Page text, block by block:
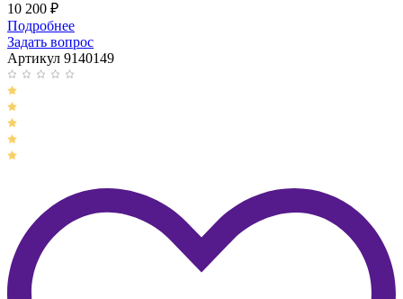
10 200 ₽
Подробнее
Задать вопрос
Артикул 9140149